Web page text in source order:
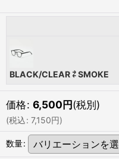
BLACK/CLEAR ⇄ SMOKE
価格: 6,500円(税別)
(税込: 7,150円)
数量: